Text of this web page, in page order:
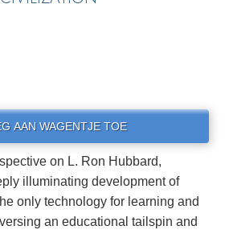
AAN WAGENTJE TOE
on L. Ron Hubbard,
illuminating development of
only technology for learning and
an educational tailspin and